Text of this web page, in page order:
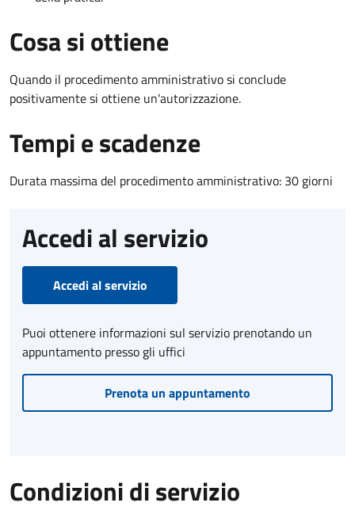
Cosa si ottiene
Quando il procedimento amministrativo si conclude
positivamente si ottiene un'autorizzazione.
Tempi e scadenze
Durata massima del procedimento amministrativo: 30 giorni
Accedi al servizio
Accedi al servizio
Puoi ottenere informazioni sul servizio prenotando un
appuntamento presso gli uffici
Prenota un appuntamento
Condizioni di servizio